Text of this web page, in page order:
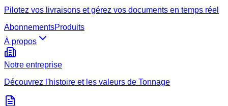
Pilotez vos livraisons et gérez vos documents en temps réel
AbonnementsProduits
À propos
Notre entreprise
Découvrez l'histoire et les valeurs de Tonnage